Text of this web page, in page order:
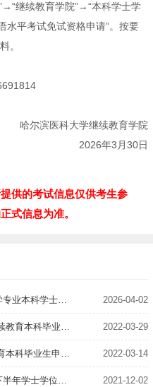
继续教育学院”→“本科学士学
水平考试免试资格申请”。按要
。
哈尔滨医科大学继续教育学院
年3月30日
供的考试信息仅供考生参
式信息为准。
•哈尔滨医科大学2026年自学考试护理学专业本科学士学位英语水平考试的通知 2026-04-02
•关于2022年春季“黑龙江省高等学历继续教育本科毕业生申请学士学位英语水平测试”(联考)工作的通知 2022-03-29
•2022年春季“黑龙江省高等学历继续教育本科毕业生申请学士学位外语水平测试”(联考)工作的通知 2022-03-14
•取消疫区考生参加东北林业大学2021下半年学士学位英语考试紧急通知 2021-12-02